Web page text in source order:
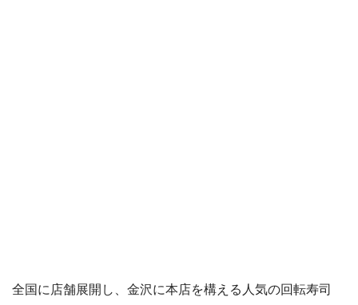
全国に店舗展開し、金沢に本店を構える人気の回転寿司